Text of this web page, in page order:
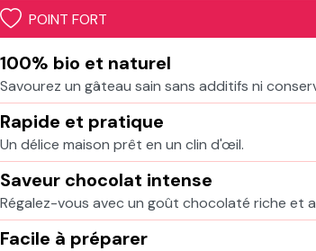
POINT FORT
100% bio et naturel
Savourez un gâteau sain sans additifs ni
Rapide et pratique
Un délice maison prêt en un clin d'œil.
Saveur chocolat intense
Régalez-vous avec un goût chocolaté riche et
Facile à préparer